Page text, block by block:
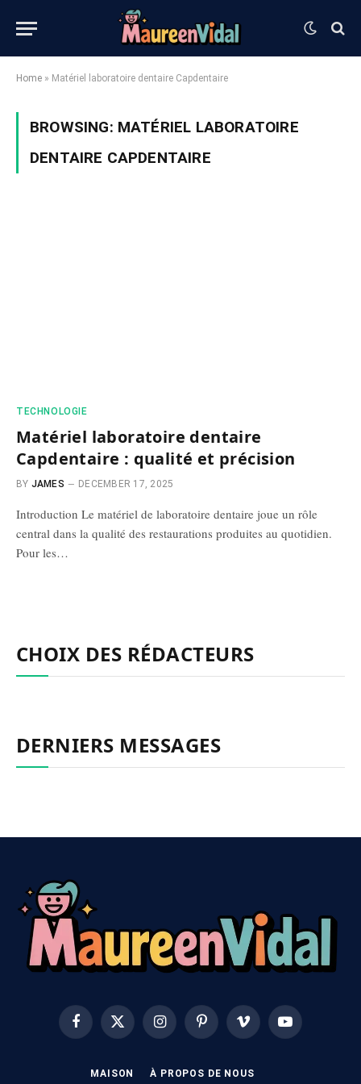
Home » Matériel laboratoire dentaire Capdentaire
BROWSING: MATÉRIEL LABORATOIRE
DENTAIRE CAPDENTAIRE
TECHNOLOGIE
Matériel laboratoire dentaire
Capdentaire : qualité et précision
BY JAMES DECEMBER 17, 2025
Introduction Le matériel de laboratoire dentaire joue un rôle
central dans la qualité des restaurations produites au quotidien.
Pour les…
CHOIX DES RÉDACTEURS
DERNIERS MESSAGES
FacebookX
(Twitter)
InstagramPinterest Vimeo YouTube
MAISON À PROPOS DE NOUS